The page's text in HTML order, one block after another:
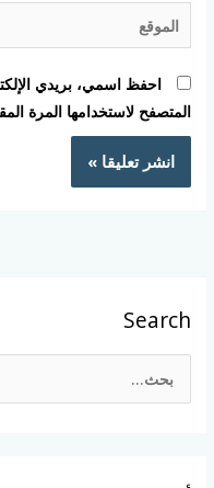
الموقع
احفظ اسمي، بريدي
المتصفح لاستخدامها المرة
Search